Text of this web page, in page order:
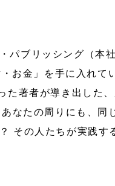
パブリッシング（本
お金」を手に入れて
著者が導き出した
なたの周りにも、同
その人たちが実践す